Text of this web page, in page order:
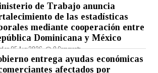
de Trabajo anuncia
de las estadísticas
mediante cooperación entre
Dominicana y México
on 05 Aug 2026 - 0 Comments
entrega ayudas económicas
afectados por